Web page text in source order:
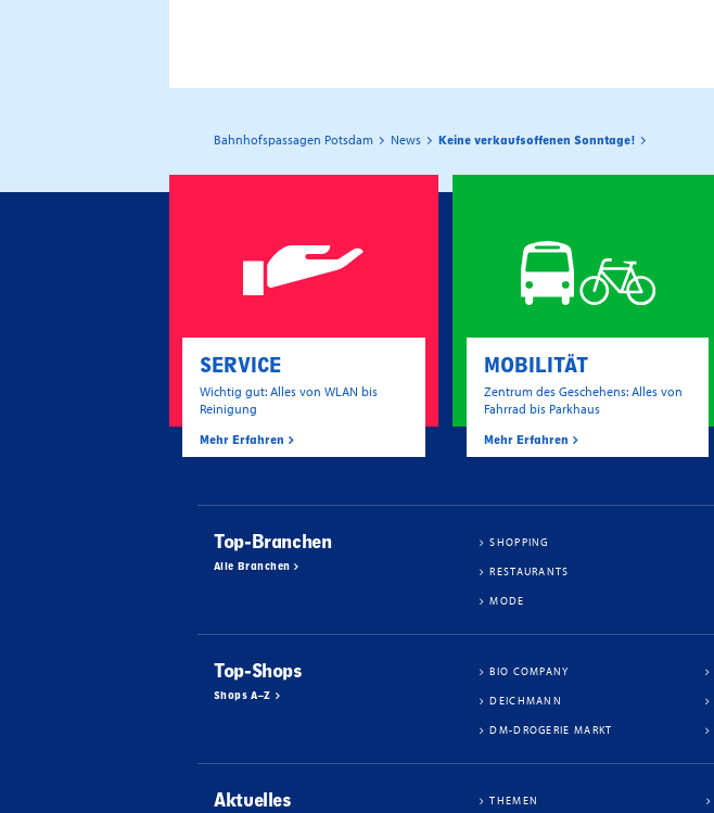
Bahnhofspassagen Potsdam News Keine verkaufsoffenen Sonntage!
SERVICE
Wichtig gut: Alles von WLAN bis
Reinigung
Mehr Erfahren
MOBILITÄT
Zentrum des Geschehens: Alles von
Fahrrad bis Parkhaus
Mehr Erfahren
Top-Branchen
Alle Branchen
SHOPPING
RESTAURANTS
MODE
Top-Shops
Shops A–Z
BIO COMPANY
DEICHMANN
DM-DROGERIE MARKT
Aktuelles THEMEN